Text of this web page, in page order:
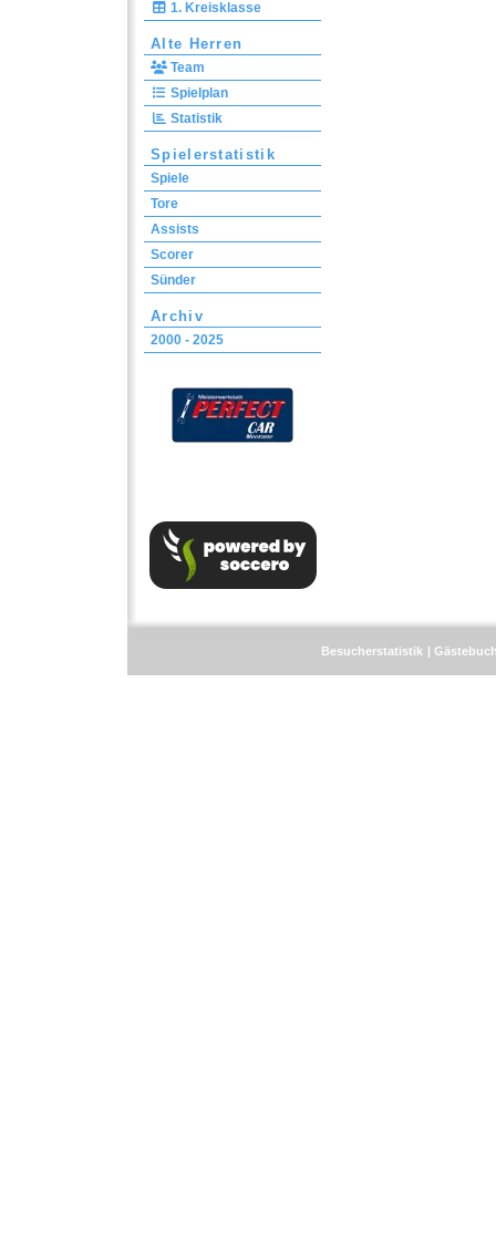
1. Kreisklasse
Alte Herren
Team
Spielplan
Statistik
Spielerstatistik
Spiele
Tore
Assists
Scorer
Sünder
Archiv
2000 - 2025
Besucherstatistik